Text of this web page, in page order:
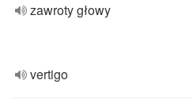
zawroty głowy
vertigo